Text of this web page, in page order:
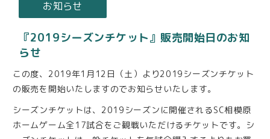
お知らせ
『2019シーズンチケット』販売開始日のお知
らせ
この度、2019年1月12日（土）より2019シーズンチケット
の販売を開始いたしますのでお知らせいたします。
シーズンチケットは、2019シーズンに開催されるSC相模原
ホームゲーム全17試合をご観戦いただけるチケットです。シ